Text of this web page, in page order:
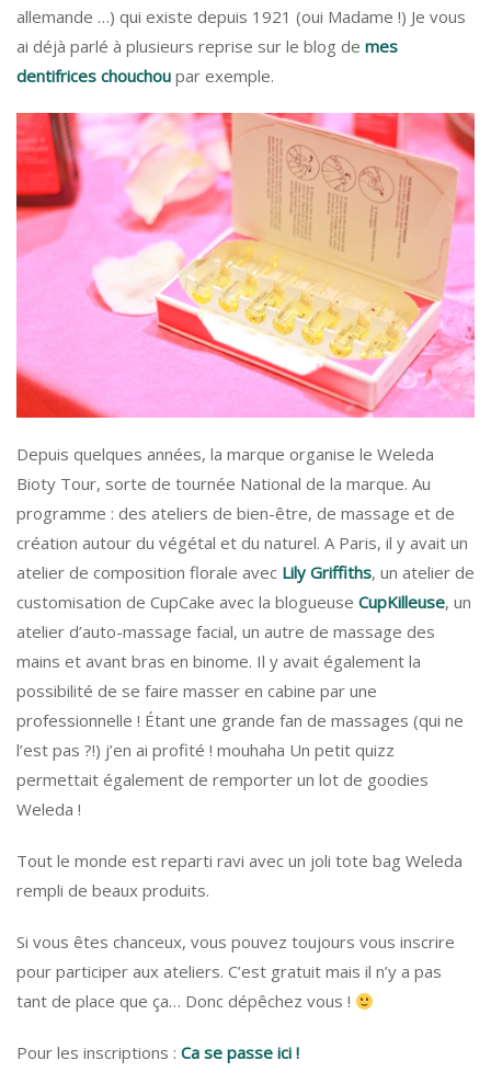
allemande …) qui existe depuis 1921 (oui Madame !) Je vous
ai déjà parlé à plusieurs reprise sur le blog de mes
dentifrices chouchou par exemple.
Depuis quelques années, la marque organise le Weleda
Bioty Tour, sorte de tournée National de la marque. Au
programme : des ateliers de bien-être, de massage et de
création autour du végétal et du naturel. A Paris, il y avait un
atelier de composition florale avec Lily Griffiths, un atelier de
customisation de CupCake avec la blogueuse CupKilleuse, un
atelier d’auto-massage facial, un autre de massage des
mains et avant bras en binome. Il y avait également la
possibilité de se faire masser en cabine par une
professionnelle ! Étant une grande fan de massages (qui ne
l’est pas ?!) j’en ai profité ! mouhaha Un petit quizz
permettait également de remporter un lot de goodies
Weleda !
Tout le monde est reparti ravi avec un joli tote bag Weleda
rempli de beaux produits.
Si vous êtes chanceux, vous pouvez toujours vous inscrire
pour participer aux ateliers. C’est gratuit mais il n’y a pas
tant de place que ça… Donc dépêchez vous !
Pour les inscriptions : Ca se passe ici !